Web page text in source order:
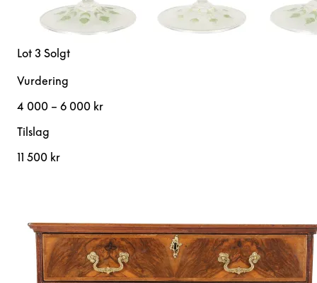
Lot 3 Solgt
Vurdering
4 000 – 6 000 kr
Tilslag
11 500 kr